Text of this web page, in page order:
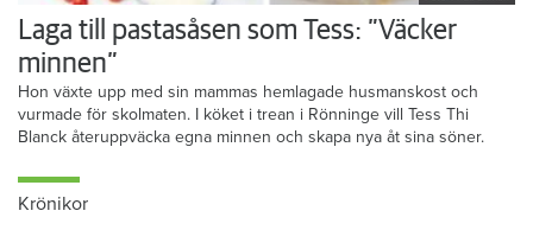
Laga till pastasåsen som Tess: ”Väcker
minnen”
Hon växte upp med sin mammas hemlagade husmanskost och
vurmade för skolmaten. I köket i trean i Rönninge vill Tess Thi
Blanck återuppväcka egna minnen och skapa nya åt sina söner.
Krönikor